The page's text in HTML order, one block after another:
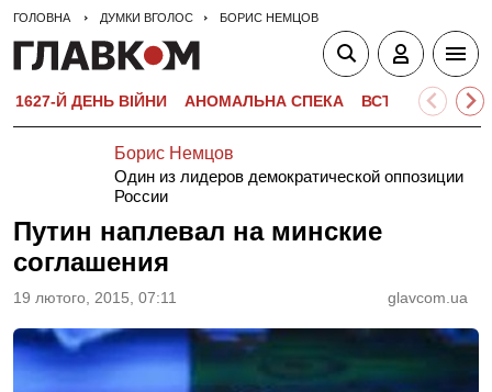
ГОЛОВНА ДУМКИ ВГОЛОС БОРИС НЕМЦОВ
1627-Й ДЕНЬ ВІЙНИ АНОМАЛЬНА СПЕКА ВСТУПНА
Борис Немцов
Один из лидеров демократической оппозиции
России
Путин наплевал на минские
соглашения
19 лютого, 2015, 07:11 glavcom.ua